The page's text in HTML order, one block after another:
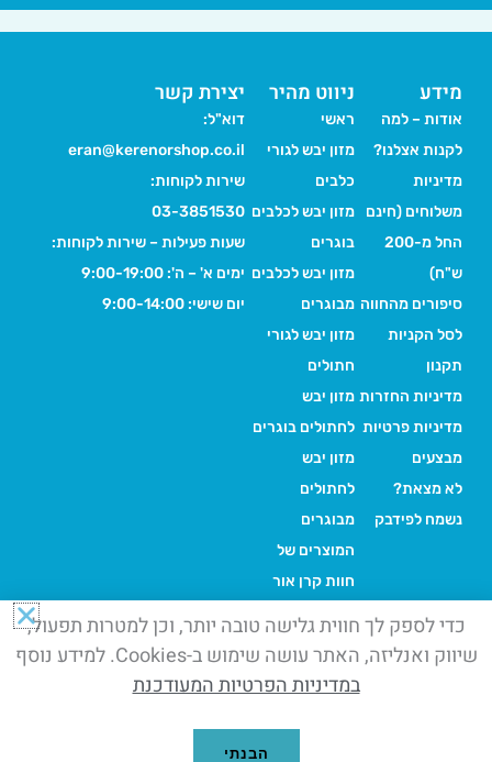
ניווט מהיר
ראשי
מזון יבש לגורי
כלבים
מזון יבש לכלבים
בוגרים
מזון יבש לכלבים
מבוגרים
מזון יבש לגורי
חתולים
מזון יבש
לחתולים בוגרים
מזון יבש
לחתולים
מבוגרים
המוצרים של
חוות קרן אור
מידע
אודות – למה
לקנות אצלנו?
מדיניות
משלוחים (חינם
החל מ-200
ש"ח)
סיפורים מהחווה
לסל הקניות
תקנון
מדיניות החזרות
מדיניות פרטיות
מבצעים
לא מצאת?
נשמח לפידבק
יצירת קשר
דוא"ל:
eran@kerenorshop.co.il
שירות לקוחות:
03-3851530
שעות פעילות – שירות לקוחות:
ימים א' – ה': 9:00-19:00
יום שישי: 9:00-14:00
©+2026+כל הזכויות שמורות.
החנות של חוות קרן אור, בית ברל
דואגים לחיות המחמד שלך ועוזרים לבעלי החיים בחווה. הקנייה שלך
= החיים שלהם
כדי לספק לך חווית גלישה טובה יותר, וכן למטרות תפעול,
שיווק ואנליזה, האתר עושה שימוש ב-Cookies. למידע נוסף
במדיניות הפרטיות המעודכנת
הבנתי